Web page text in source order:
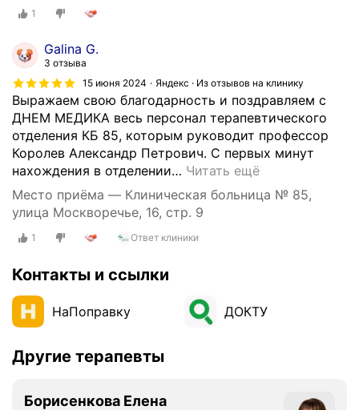
1
Galina G.
3 отзыва
15 июня 2024
Яндекс · Из отзывов на клинику
Выражаем свою благодарность и поздравляем с
ДНЕМ МЕДИКА весь персонал терапевтического
отделения КБ 85, которым руководит профессор
Королев Александр Петрович. С первых минут
нахождения в отделении… Читать ещё
Место приёма — Клиническая больница № 85,
улица Москворечье, 16, стр. 9
1 Ответ клиники
Контакты и ссылки
НаПоправку ДОКТУ
Другие терапевты
Борисенкова Елена